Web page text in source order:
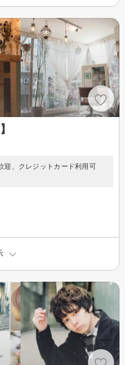
、クレジットカード利用可